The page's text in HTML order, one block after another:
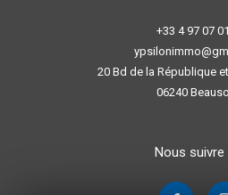
+33 4 97 07
20 Bd de la République
06240
Nous suivre